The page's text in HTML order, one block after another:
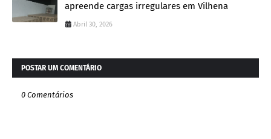
apreende cargas irregulares em Vilhena
Abril 30, 2026
POSTAR UM COMENTÁRIO
0 Comentários